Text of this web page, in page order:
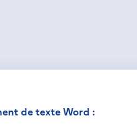
de texte Word :